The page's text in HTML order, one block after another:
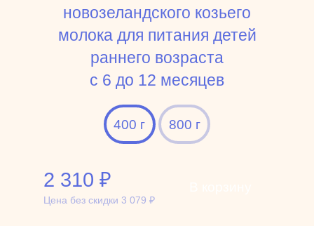
новозеландского козьего
молока для питания детей
раннего возраста
c 6 до 12 месяцев
400 г 800 г
2 310 ₽
Цена без скидки 3 079 ₽